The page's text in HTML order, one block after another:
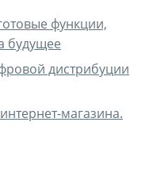
функции,
будущее
дистрибуции
магазина.